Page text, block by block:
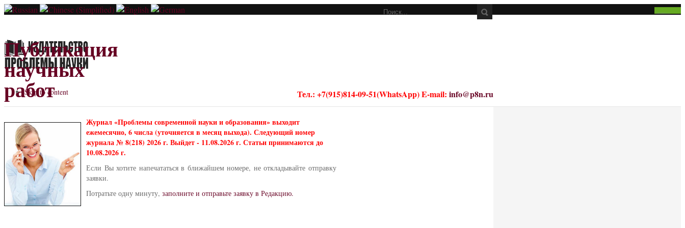
Публикация
научных
работ Тел.: +7(915)814-09-51(WhatsApp) E-mail: info@p8n.ru
Skip to content
Журнал «Проблемы современной науки и образования» выходит
ежемесячно, 6 числа (уточняется в месяц выхода). Следующий номер
журнала № 8(218) 2026 г. Выйдет - 11.08.2026 г. Статьи принимаются до
10.08.2026 г.
Если Вы хотите напечататься в ближайшем номере, не откладывайте отправку
заявки.
Потратьте одну минуту, заполните и отправьте заявку в Редакцию.